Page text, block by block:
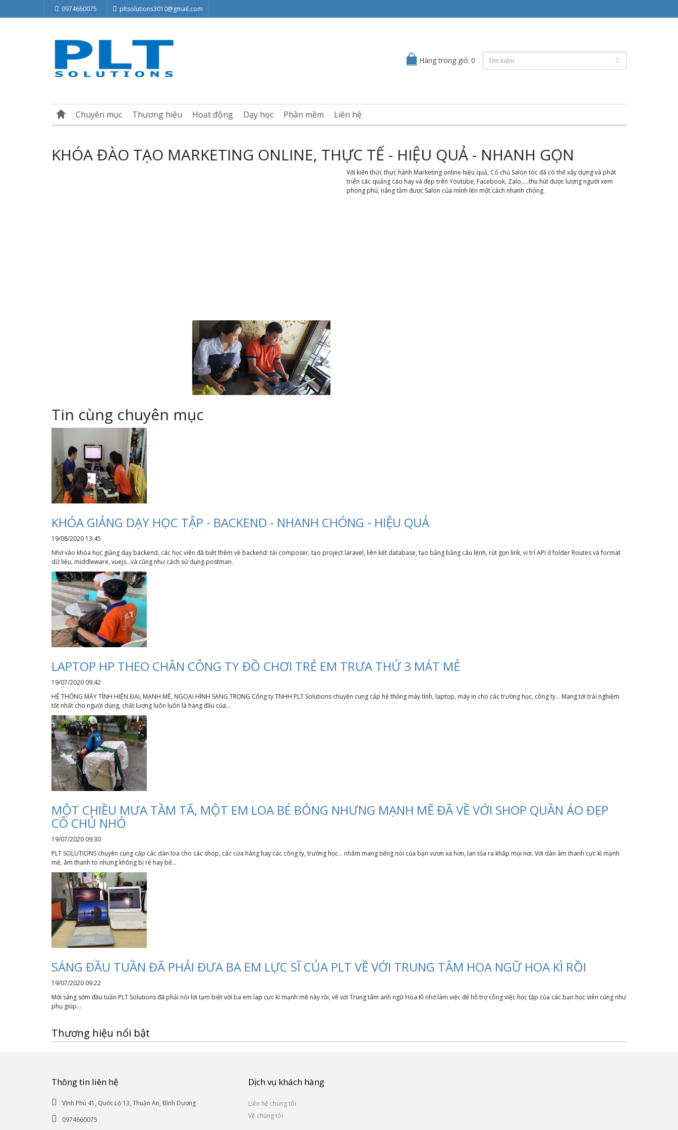
0974660075 pltsolutions3010@gmail.com
Hàng trong giỏ: 0
Chuyên mục Thương hiệu Hoạt động Dạy học Phần mềm Liên hệ
KHÓA ĐÀO TẠO MARKETING ONLINE, THỰC TẾ - HIỆU QUẢ - NHANH GỌN
Với kiến thức thực hành Marketing online hiệu quả, Cô chủ Salon tóc đã có thể xây dựng và phát
triển các quảng cáo hay và đẹp trên Youtube, Facebook, Zalo,....thu hút được lượng người xem
phong phú, nâng tầm được Salon của mình lên một cách nhanh chóng.
Tin cùng chuyên mục
KHÓA GIẢNG DẠY HỌC TẬP - BACKEND - NHANH CHÓNG - HIỆU QUẢ
19/08/2020 13:45
Nhờ vào khóa học giảng dạy backend, các học viên đã biết thêm về backend: tải composer, tạo project laravel, liên kết database, tạo bảng bằng câu lệnh, rút gọn link, vị trí API ở folder Routes và format
dữ liệu, middleware, vuejs...và cũng như cách sử dụng postman.
LAPTOP HP THEO CHÂN CÔNG TY ĐỒ CHƠI TRẺ EM TRƯA THỨ 3 MÁT MẺ
19/07/2020 09:42
HỆ THỐNG MÁY TÍNH HIỆN ĐẠI, MẠNH MẼ, NGOẠI HÌNH SANG TRỌNG Công ty TNHH PLT Solutions chuyên cung cấp hệ thống máy tính, laptop, máy in cho các trường học, công ty... Mang tới trải nghiệm
tốt nhất cho người dùng, chất lượng luôn luôn là hàng đầu của...
MỘT CHIỀU MƯA TẦM TÃ, MỘT EM LOA BÉ BỎNG NHƯNG MẠNH MẼ ĐÃ VỀ VỚI SHOP QUẦN ÁO ĐẸP
CÔ CHỦ NHỎ
19/07/2020 09:30
PLT SOLUTIONS chuyên cung cấp các dàn loa cho các shop, các cửa hàng hay các công ty, trường học... nhằm mang tiếng nói của bạn vươn xa hơn, lan tỏa ra khắp mọi nơi. Với dàn âm thanh cực kì mạnh
mẽ, âm thanh to nhưng không bị rè hay bể...
SÁNG ĐẦU TUẦN ĐÃ PHẢI ĐƯA BA EM LỰC SĨ CỦA PLT VỀ VỚI TRUNG TÂM HOA NGỮ HOA KÌ RỒI
19/07/2020 09:22
Mới sáng sớm đầu tuần PLT Solutions đã phải nói lời tạm biệt với ba em lap cực kì mạnh mẽ này rồi, về với Trung tâm anh ngữ Hoa Kì nhớ làm việc để hỗ trợ công việc học tập của các bạn học viên củng như
phụ giúp...
Thương hiệu nổi bật
Thông tin liên hệ
Vĩnh Phú 41, Quốc Lộ 13, Thuận An, Bình Dương
0974660075
Dịch vụ khách hàng
Liên hệ chúng tôi
Về chúng tôi